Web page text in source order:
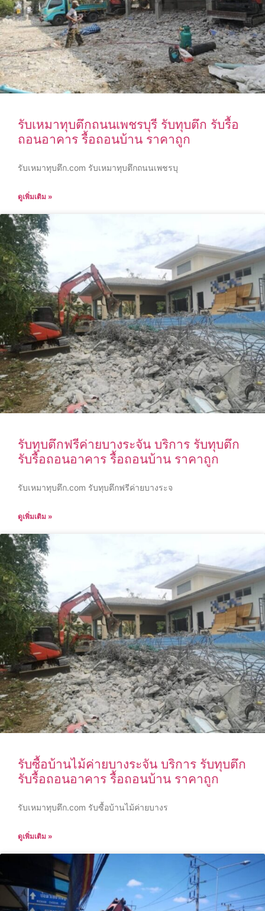
รับเหมาทุบตึกถนนเพชรบุรี รับทุบตึก รับรื้อ
ถอนอาคาร รื้อถอนบ้าน ราคาถูก
รับเหมาทุบตึก.com รับเหมาทุบตึกถนนเพชรบุ
ดูเพิ่มเติม »
รับทุบตึกฟรีค่ายบางระจัน บริการ รับทุบตึก
รับรื้อถอนอาคาร รื้อถอนบ้าน ราคาถูก
รับเหมาทุบตึก.com รับทุบตึกฟรีค่ายบางระจ
ดูเพิ่มเติม »
รับซื้อบ้านไม้ค่ายบางระจัน บริการ รับทุบตึก
รับรื้อถอนอาคาร รื้อถอนบ้าน ราคาถูก
รับเหมาทุบตึก.com รับซื้อบ้านไม้ค่ายบางร
ดูเพิ่มเติม »